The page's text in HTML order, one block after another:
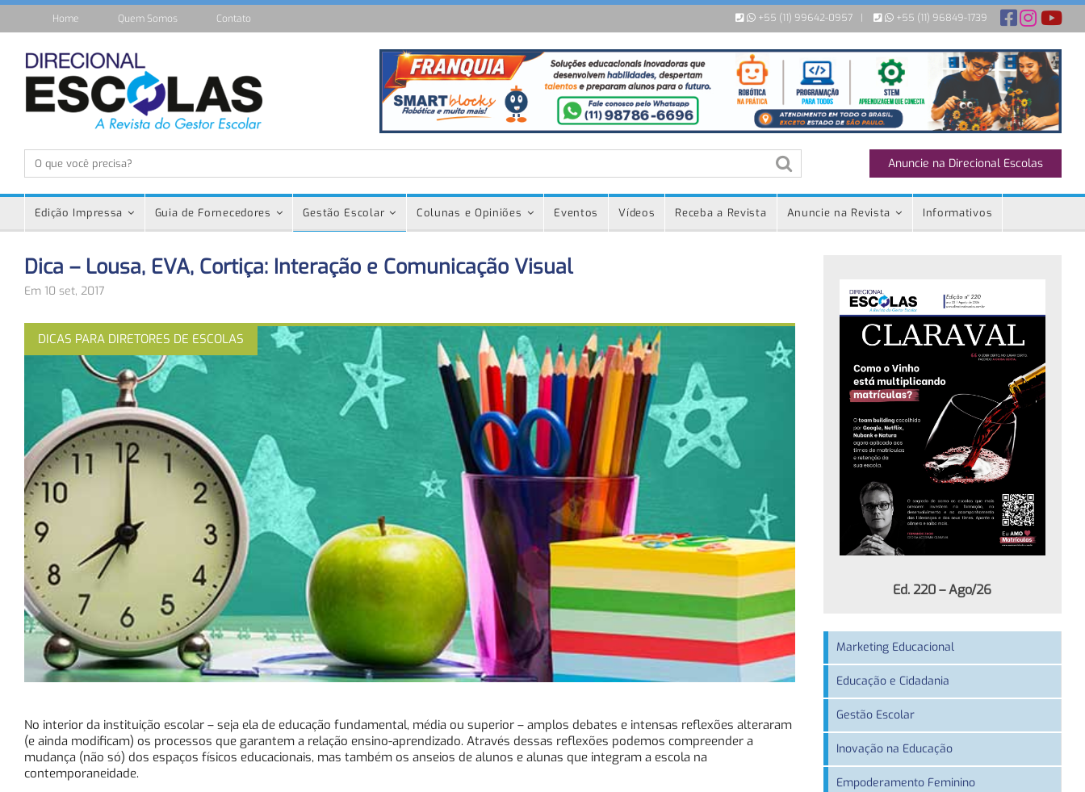
+55 (11) 99642-0957 | +55 (11) 96849-1739
Home Quem Somos Contato
Anuncie na Direcional Escolas
Edição Impressa Guia de Fornecedores Gestão Escolar Colunas e Opiniões Eventos Vídeos Receba a Revista Anuncie na Revista Informativos
Dica – Lousa, EVA, Cortiça: Interação e Comunicação Visual
Em 10 set, 2017
DICAS PARA DIRETORES DE ESCOLAS
No interior da instituição escolar – seja ela de educação fundamental, média ou superior – amplos debates e intensas reflexões alteraram
(e ainda modificam) os processos que garantem a relação ensino-aprendizado. Através dessas reflexões podemos compreender a
mudança (não só) dos espaços físicos educacionais, mas também os anseios de alunos e alunas que integram a escola na
contemporaneidade.
Ed. 220 – Ago/26
Marketing Educacional
Educação e Cidadania
Gestão Escolar
Inovação na Educação
Empoderamento Feminino